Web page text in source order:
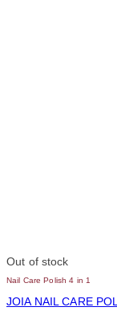
Out of stock
Nail Care Polish 4 in 1
JOIA NAIL CARE